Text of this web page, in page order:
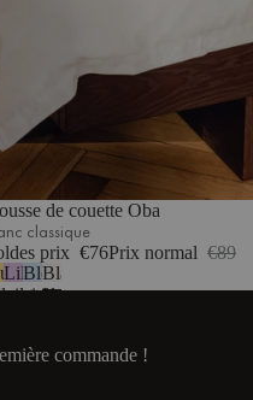
de couette Oba
classique
prix €76Prix normal €89
Lilas
pastel
Bleu
ciel
Blanc
classique
commande !